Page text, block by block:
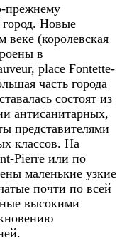
прежнему
город. Новые
веке (королевская
в
place Fontette-
часть города
состоят из
антисанитарных,
представителями
классов. На
Pierre или по
маленькие узкие
почти по всей
высокими